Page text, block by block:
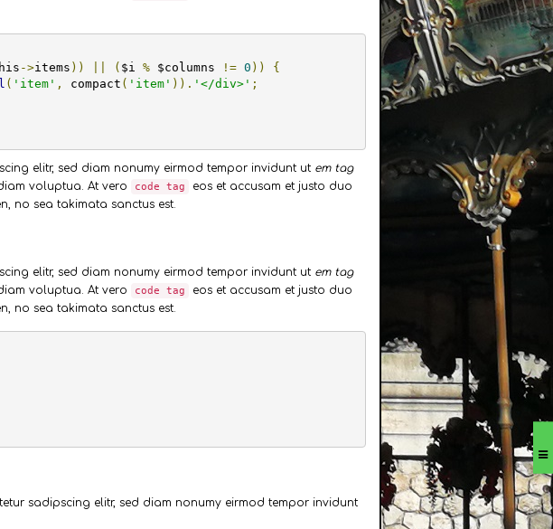
->items )) ( $i % $columns != 0 ))
{
( 'item' , compact ( 'item' )). '</div>' ;
elitr, sed diam nonumy eirmod tempor invidunt ut em tag
voluptua. At vero
code tag
eos et accusam et justo duo
no sea takimata sanctus est.
elitr, sed diam nonumy eirmod tempor invidunt ut em tag
voluptua. At vero
code tag
eos et accusam et justo duo
no sea takimata sanctus est.
sadipscing elitr, sed diam nonumy eirmod tempor invidunt